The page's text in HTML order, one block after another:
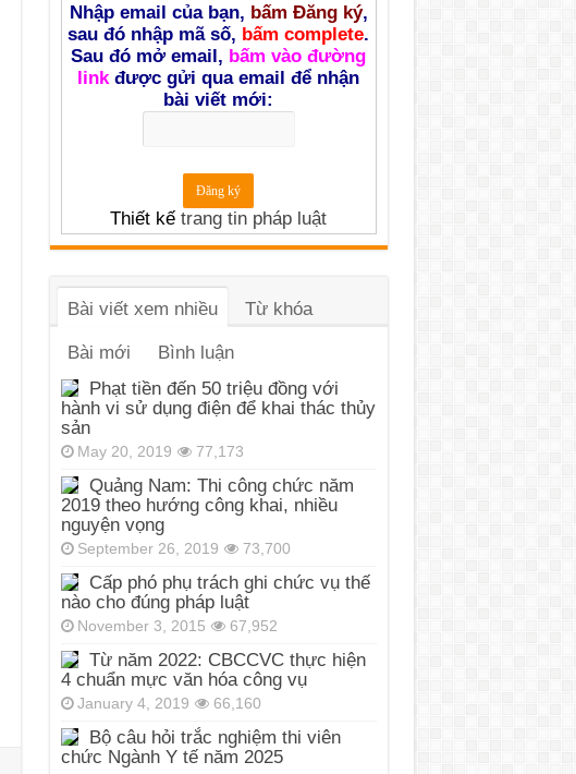
Nhập email của bạn, bấm Đăng ký,
sau đó nhập mã số, bấm complete.
Sau đó mở email, bấm vào đường
link được gửi qua email để nhận
bài viết mới:
Thiết kế trang tin pháp luật
Bài viết xem nhiều Từ khóa
Bài mới
Bình luận
Phạt tiền đến 50 triệu đồng với
hành vi sử dụng điện để khai thác thủy
sản
May 20, 2019 77,173
Quảng Nam: Thi công chức năm
2019 theo hướng công khai, nhiều
nguyện vọng
September 26, 2019 73,700
Cấp phó phụ trách ghi chức vụ thế
nào cho đúng pháp luật
November 3, 2015 67,952
Từ năm 2022: CBCCVC thực hiện
4 chuẩn mực văn hóa công vụ
January 4, 2019 66,160
Bộ câu hỏi trắc nghiệm thi viên
chức Ngành Y tế năm 2025